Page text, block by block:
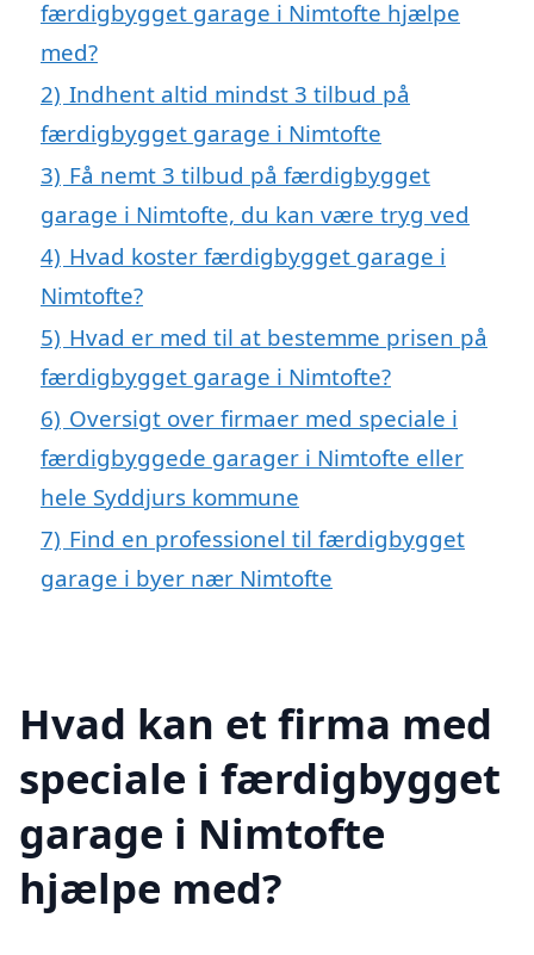
færdigbygget garage i Nimtofte hjælpe
med?
2) Indhent altid mindst 3 tilbud på
færdigbygget garage i Nimtofte
3) Få nemt 3 tilbud på færdigbygget
garage i Nimtofte, du kan være tryg ved
4) Hvad koster færdigbygget garage i
Nimtofte?
5) Hvad er med til at bestemme prisen på
færdigbygget garage i Nimtofte?
6) Oversigt over firmaer med speciale i
færdigbyggede garager i Nimtofte eller
hele Syddjurs kommune
7) Find en professionel til færdigbygget
garage i byer nær Nimtofte
Hvad kan et firma med
speciale i færdigbygget
garage i Nimtofte
hjælpe med?